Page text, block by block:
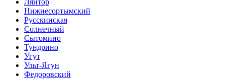
Нижнесортымский
Русскинская
Солнечный
Сытомино
Тундрино
Угут
Ульт-Ягун
Федоровский